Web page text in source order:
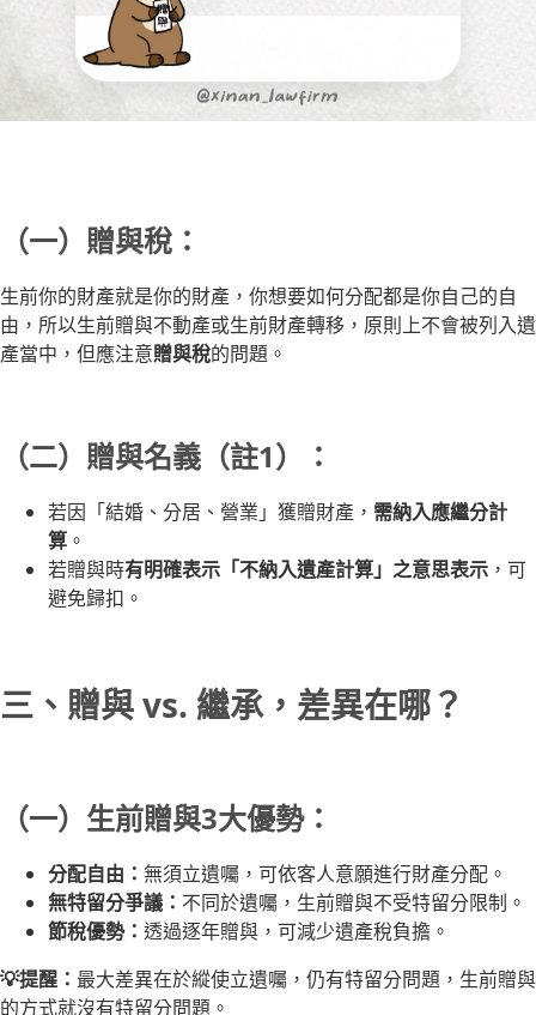
（一）贈與稅：
生前你的財產就是你的財產，你想要如何分配都是你自己的自
由，所以生前贈與不動產或生前財產轉移，原則上不會被列入遺
產當中，但應注意贈與稅的問題。
（二）贈與名義（註1）：
若因「結婚、分居、營業」獲贈財產， 需納入應繼分計
算 。
若贈與時有明確表示「不納入遺產計算」之意思表示 ，可
避免歸扣。
三、贈與 vs. 繼承，差異在哪？
（一）生前贈與3大優勢：
分配自由： 無須立遺囑，可依客人意願進行財產分配。
無特留分爭議： 不同於遺囑，生前贈與不受特留分限制。
節稅優勢： 透過逐年贈與，可減少遺產稅負擔。
💡提醒： 最大差異在於縱使立遺囑，仍有特留分問題，生前贈與
的方式就沒有特留分問題。